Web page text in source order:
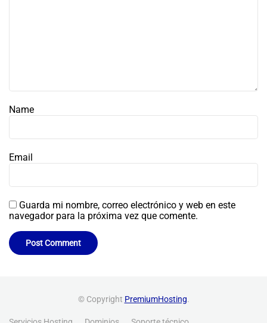
Name
Email
Guarda mi nombre, correo electrónico y web en este
navegador para la próxima vez que comente.
© Copyright PremiumHosting.